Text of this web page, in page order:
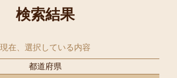
検索結果
現在、選択している内容
都道府県